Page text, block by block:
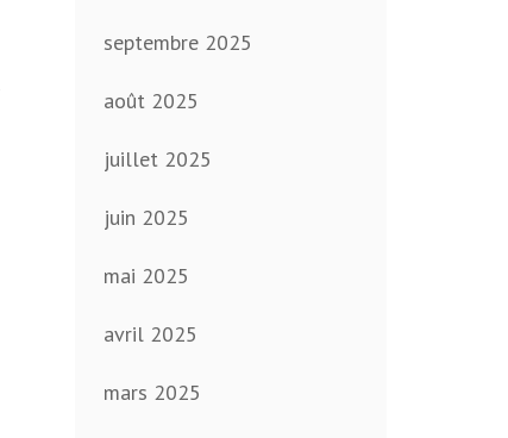
septembre 2025
août 2025
juillet 2025
juin 2025
mai 2025
avril 2025
mars 2025